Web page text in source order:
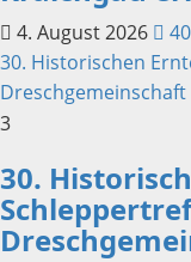
4. August 2026
40
30. Historischen
Dreschgemeinschaft
3
30.